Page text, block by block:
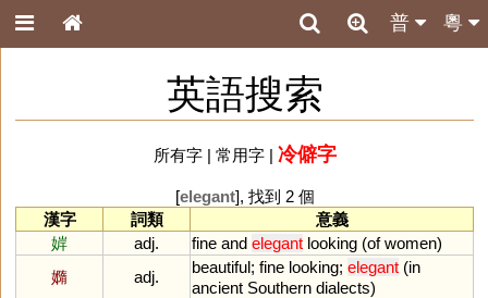
粵
普
英語搜索
所有字| 常用字| 冷僻字
[elegant], 找到 2 個
漢字
詞類
意義
婩
adj. fine and elegant looking (of women)
嫷
adj.
beautiful; fine looking; elegant (in
ancient Southern dialects)